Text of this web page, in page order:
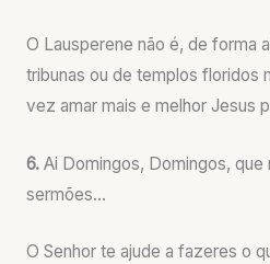
O Lausperene não é, de forma
tribunas ou de templos floridos
vez amar mais e melhor Jesus
6. Ai Domingos, Domingos,
sermões…
O Senhor te ajude a fazeres o